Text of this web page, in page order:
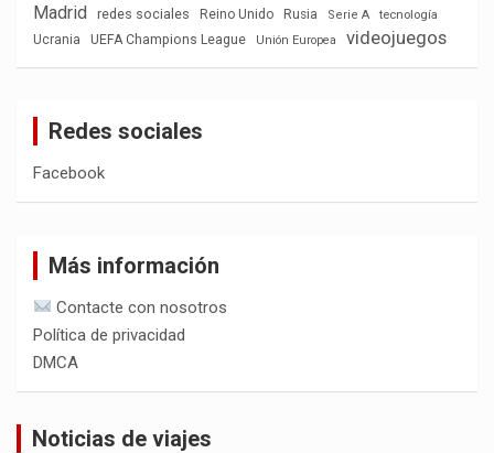
Madrid
redes sociales Reino Unido Rusia Serie A
tecnología
Ucrania
UEFA Champions League Unión Europea videojuegos
Redes sociales
Facebook
Más información
Contacte con nosotros
Política de privacidad
DMCA
Noticias de viajes